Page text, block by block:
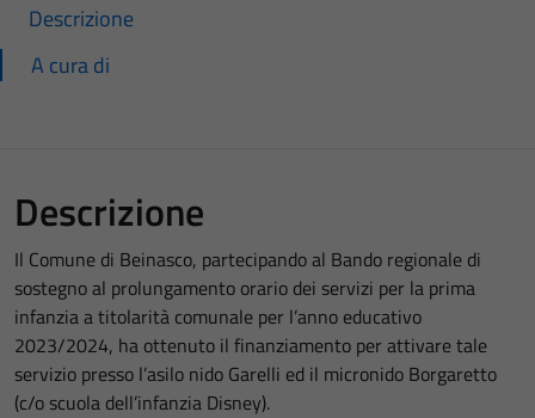
Descrizione
A cura di
Descrizione
Il Comune di Beinasco, partecipando al Bando regionale di
sostegno al prolungamento orario dei servizi per la prima
infanzia a titolarità comunale per l’anno educativo
2023/2024, ha ottenuto il finanziamento per attivare tale
servizio presso l’asilo nido Garelli ed il micronido Borgaretto
(c/o scuola dell’infanzia Disney).